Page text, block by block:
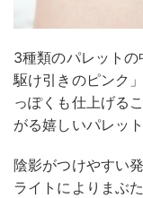
3種類のパレット
駆け引きのピンク
っぽくも仕上げる
がる嬉しいパレッ
陰影がつけやすい
ライトによりまぶ